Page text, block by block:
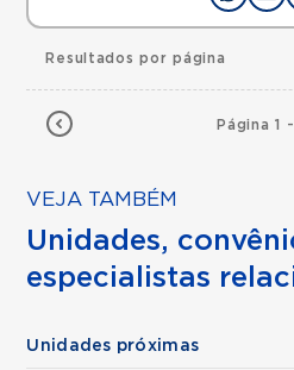
Página 1
Resultados por página
VEJA TAMBÉM
Unidades,
especialistas
Unidades próximas